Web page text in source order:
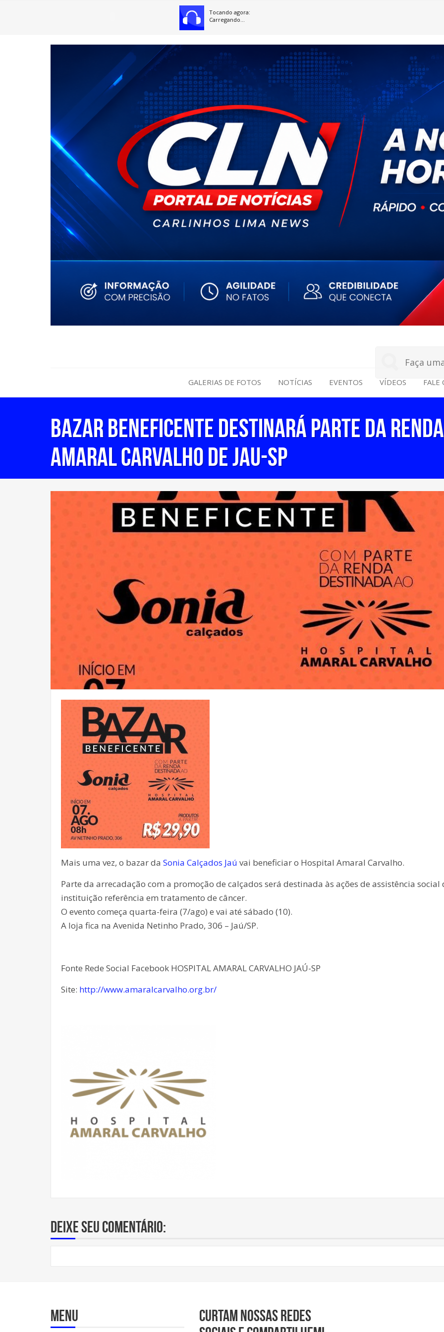
Tocando agora:
Carregando...
GALERIAS DE FOTOS NOTÍCIAS EVENTOS VÍDEOS FALE
BAZAR BENEFICENTE DESTINARÁ PARTE DA
AMARAL CARVALHO DE JAU-SP
Mais uma vez, o bazar da Sonia Calçados Jaú vai beneficiar o Hospital Amaral Carvalho.
Parte da arrecadação com a promoção de calçados será destinada às ações de assistência social
instituição referência em tratamento de câncer.
O evento começa quarta-feira (7/ago) e vai até sábado (10).
A loja fica na Avenida Netinho Prado, 306 – Jaú/SP.
Fonte Rede Social Facebook HOSPITAL AMARAL CARVALHO JAÚ-SP
Site: http://www.amaralcarvalho.org.br/
Deixe seu comentário:
Menu
Curtam nossas redes